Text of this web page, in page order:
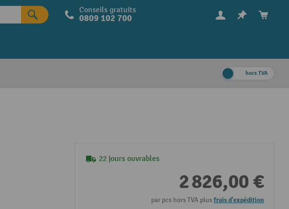
Conseils gratuits
0809 102 700
hors TVA
22 jours ouvrables
2 826,00 €
par pcs hors TVA plusfrais d'expédition